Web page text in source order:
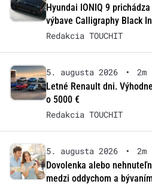
Hyundai IONIQ 9
výbave Calligraphy Black
Redakcia TOUCHIT
5. augusta 2026 •
2m
Letné Renault dni.
o 5000 €
Redakcia TOUCHIT
5. augusta 2026 •
2m
Dovolenka alebo
medzi oddychom a